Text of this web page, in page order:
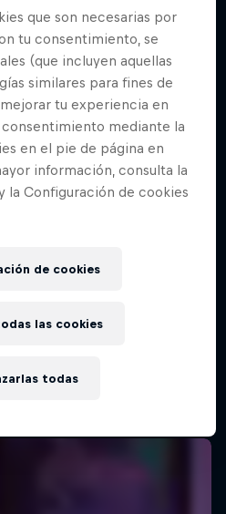
Torneo de Plazas
que son necesarias por
tu consentimiento, se
(que incluyen aquellas
similares para fines de
tu experiencia en
mediante la
en el pie de página en
información, consulta la
la Configuración de cookies
de cookies
todas
las cookies